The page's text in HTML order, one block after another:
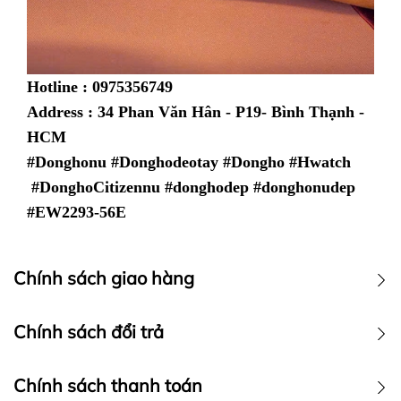
Hotline : 0975356749
Address : 34 Phan Văn Hân - P19- Bình Thạnh -
HCM
#Donghonu #Donghodeotay #Dongho #Hwatch
#DonghoCitizennu #donghodep #donghonudep
#EW2293-56E
Chính sách giao hàng
Chính sách vận chuyển
Chính sách đổi trả
Chính sách thanh toán